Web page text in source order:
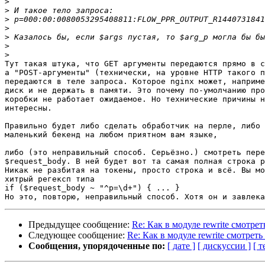
>
>
>
>
>
>
Тут такая штука, что GET аргументы передаются прямо в
а "POST-аргументы" (технически, на уровне HTTP такого
передаются в теле запроса. Которое nginx может,
диск и не держать в памяти. Это почему по-умолчанию
коробки не работает ожидаемое. Но технические причины
интересны.
Правильно будет либо сделать обработчик на перле, либо
маленький бекенд на любом приятном вам языке,
либо (это неправильный способ. Серьёзно.) смотреть
$request_body. В ней будет вот та самая полная строка
Никак не разбитая на токены, просто строка и всё. Вы
хитрый регексп типа
if ($request_body ~ "^p=\d+") { ... }
Предыдущее сообщение: Re: Как в модуле rewrite
Следующее сообщение: Re: Как в модуле rewrite
Сообщения, упорядоченные по: [ дате ] [ дискуссии ] [